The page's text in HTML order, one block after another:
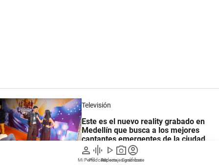
person
Mi Perfil
graphic_eq
Pódcast
play_arrow
Videos
photo_camera
Reportajes gráficos
account_circle
Suscríbete
Televisión
Este es el nuevo reality grabado en
Medellín que busca a los mejores
cantantes emergentes de la ciudad